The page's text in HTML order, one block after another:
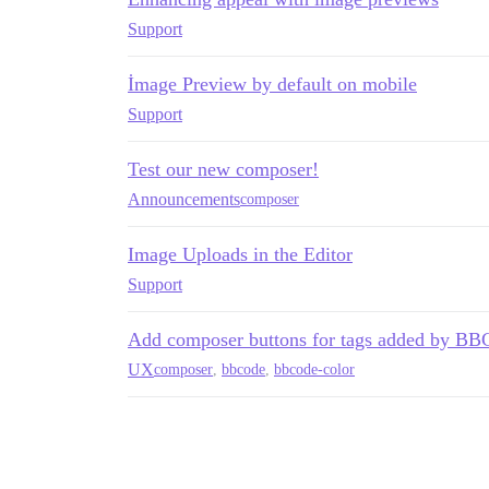
Support
İmage Preview by default on mobile
Support
Test our new composer!
Announcementscomposer
Image Uploads in the Editor
Support
Add composer buttons for tags added by
UXcomposer, bbcode, bbcode-color